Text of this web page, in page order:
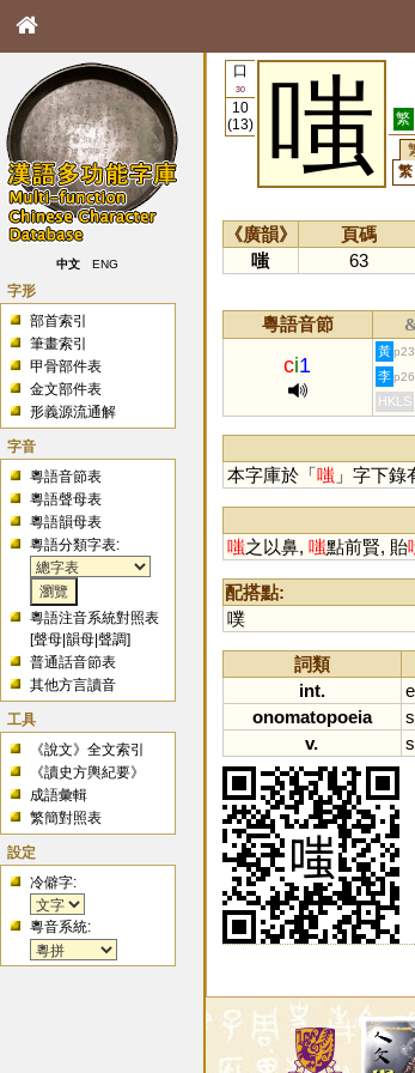
中文 ENG
字形
部首索引
筆畫索引
甲骨部件表
金文部件表
形義源流通解
字音
粵語音節表
粵語聲母表
粵語韻母表
粵語分類字表:
粵語注音系統對照表
[聲母 |韻母 |聲調]
普通話音節表
其他方言讀音
工具
《說文》全文索引
《讀史方輿紀要》
成語彙輯
繁簡對照表
設定
冷僻字:
粵音系統:
口
30
10
(13)
嗤 繁
繁
《廣韻》 頁碼
嗤
63
粵語音節
ci1
黃 p23
李
HKLS
本字庫於「嗤」字下錄
嗤之以鼻, 嗤點前賢, 貽
配搭點:
噗
詞類
int.
onomatopoeia
v.